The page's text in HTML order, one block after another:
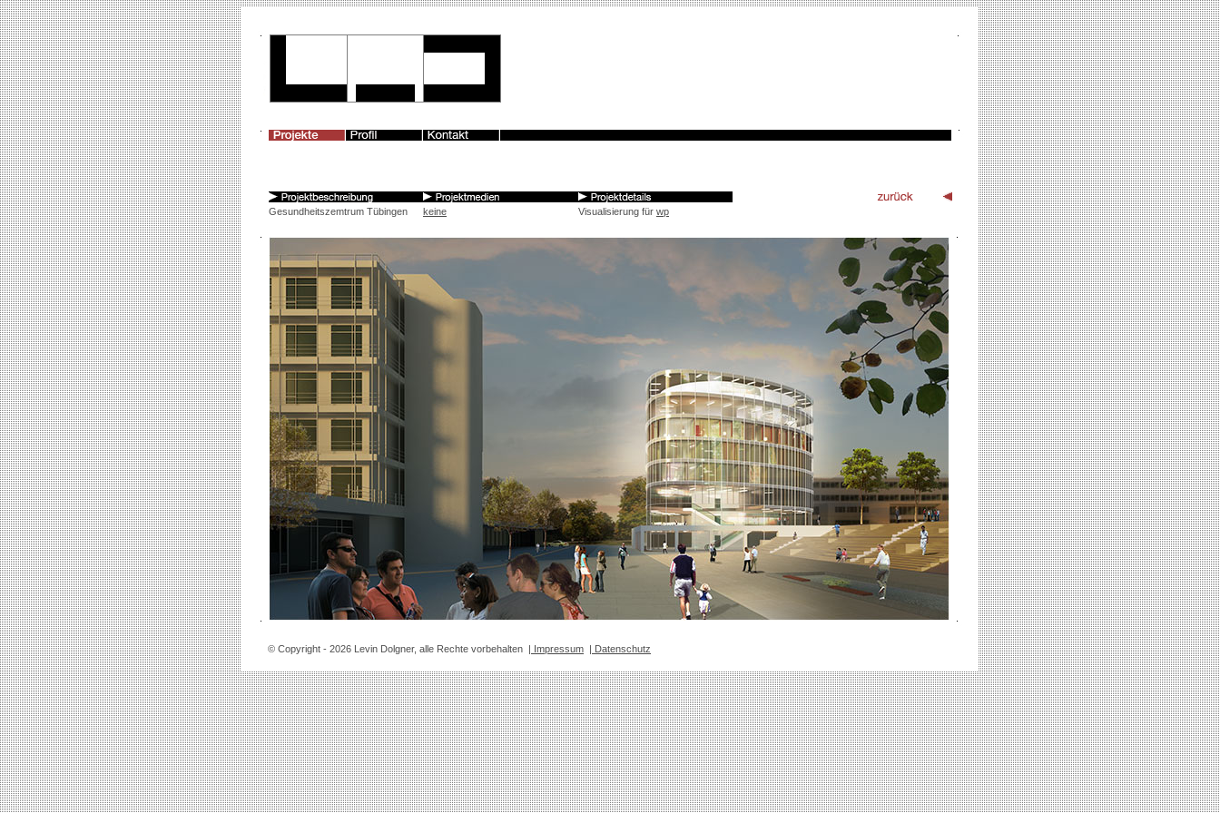
Gesundheitszemtrum Tübingen keine Visualisierung für wp
© Copyright - 2026 Levin Dolgner, alle Rechte vorbehalten | Impressum | Datenschutz